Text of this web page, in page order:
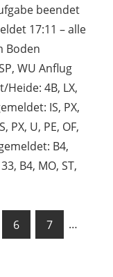
beendet
17:11 – alle
Boden
WU Anflug
Heide: 4B, LX,
IS, PX,
PX, U, PE, OF,
B4,
B4, MO, ST,
6 7
…